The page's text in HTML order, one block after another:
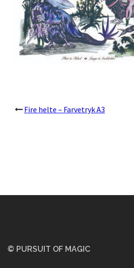
Post
Fire helte – Farvetryk A3
© PURSUIT OF MAGIC